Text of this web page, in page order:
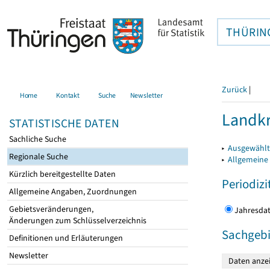
Home Kontakt Suche Newsletter
STATISTISCHE DATEN
Sachliche Suche
Regionale Suche
Kürzlich bereitgestellte Daten
Allgemeine Angaben, Zuordnungen
Gebietsveränderungen,
Änderungen zum Schlüsselverzeichnis
Definitionen und Erläuterungen
Newsletter
Zurück |
▸
▸